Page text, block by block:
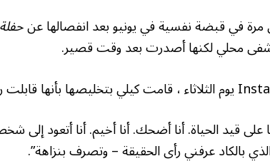
في قبضة نفسية في يونيو بعد انفصالها عن
محلي لكنها أصدرت بعد وقت قصير.
على قيد الحياة. أنا أضحك. أنا أخيم. أنا أتعود
الذي بالكاد عرفني رأى الحقيقة – وتصرف بنزاهة”.